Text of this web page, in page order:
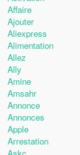
Affaire
Ajouter
Aliexpress
Alimentation
Allez
Ally
Amine
Amsahr
Annonce
Annonces
Apple
Arrestation